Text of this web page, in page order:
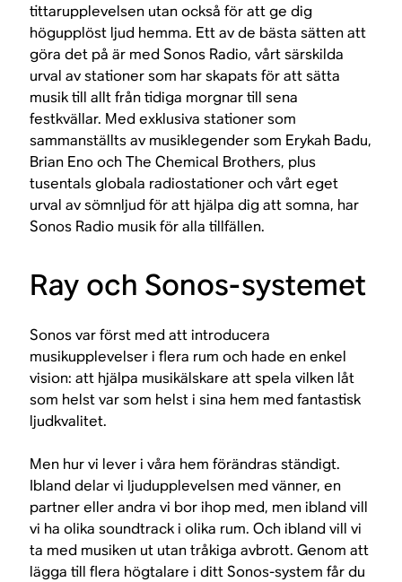
tittarupplevelsen utan också för att ge dig
högupplöst ljud hemma. Ett av de bästa sätten att
göra det på är med Sonos Radio, vårt särskilda
urval av stationer som har skapats för att sätta
musik till allt från tidiga morgnar till sena
festkvällar. Med exklusiva stationer som
sammanställts av musiklegender som Erykah Badu,
Brian Eno och The Chemical Brothers, plus
tusentals globala radiostationer och vårt eget
urval av sömnljud för att hjälpa dig att somna, har
Sonos Radio musik för alla tillfällen.
Ray och Sonos-systemet
Sonos var först med att introducera
musikupplevelser i flera rum och hade en enkel
vision: att hjälpa musikälskare att spela vilken låt
som helst var som helst i sina hem med fantastisk
ljudkvalitet.
Men hur vi lever i våra hem förändras ständigt.
Ibland delar vi ljudupplevelsen med vänner, en
partner eller andra vi bor ihop med, men ibland vill
vi ha olika soundtrack i olika rum. Och ibland vill vi
ta med musiken ut utan tråkiga avbrott. Genom att
lägga till flera högtalare i ditt Sonos-system får du